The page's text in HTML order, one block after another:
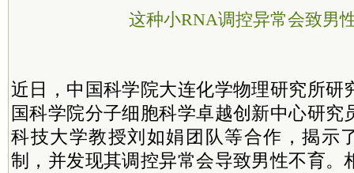
这种小RNA调控异常会致男
近日，中国科学院大连化学物理研究所研
国科学院分子细胞科学卓越创新中心研究
科技大学教授刘如娟团队等合作，揭示
制，并发现其调控异常会导致男性不育。